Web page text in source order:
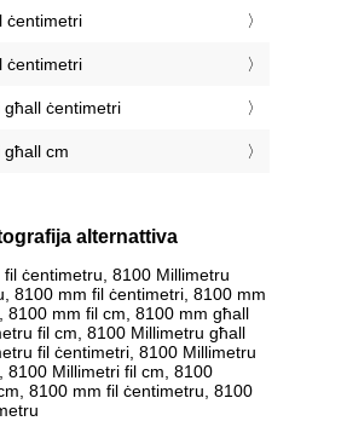
ċentimetri
ċentimetri
ċentimetri
cm
alternattiva
ċentimetru, 8100 Millimetru
8100 mm fil ċentimetri, 8100 mm
8100 mm fil cm, 8100 mm għall
fil cm, 8100 Millimetru għall
fil ċentimetri, 8100 Millimetru
8100 Millimetri fil cm, 8100
8100 mm fil ċentimetru, 8100